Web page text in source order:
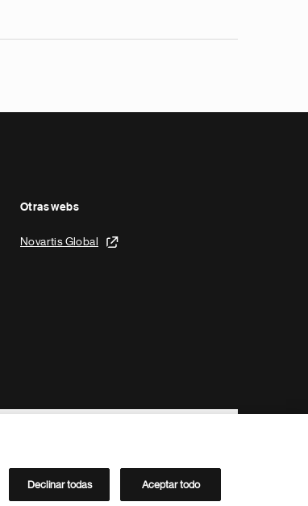
Otras webs
Novartis Global
Directorio de Novartis
Declinar todas Aceptar todo